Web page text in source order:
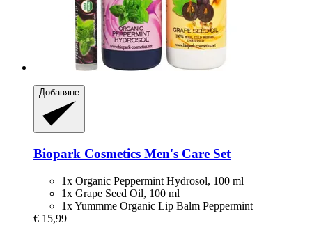
Добавяне
Biopark Cosmetics Men's Care Set
1x Organic Peppermint Hydrosol, 100 ml
1x Grape Seed Oil, 100 ml
1x Yummme Organic Lip Balm Peppermint
€ 15,99